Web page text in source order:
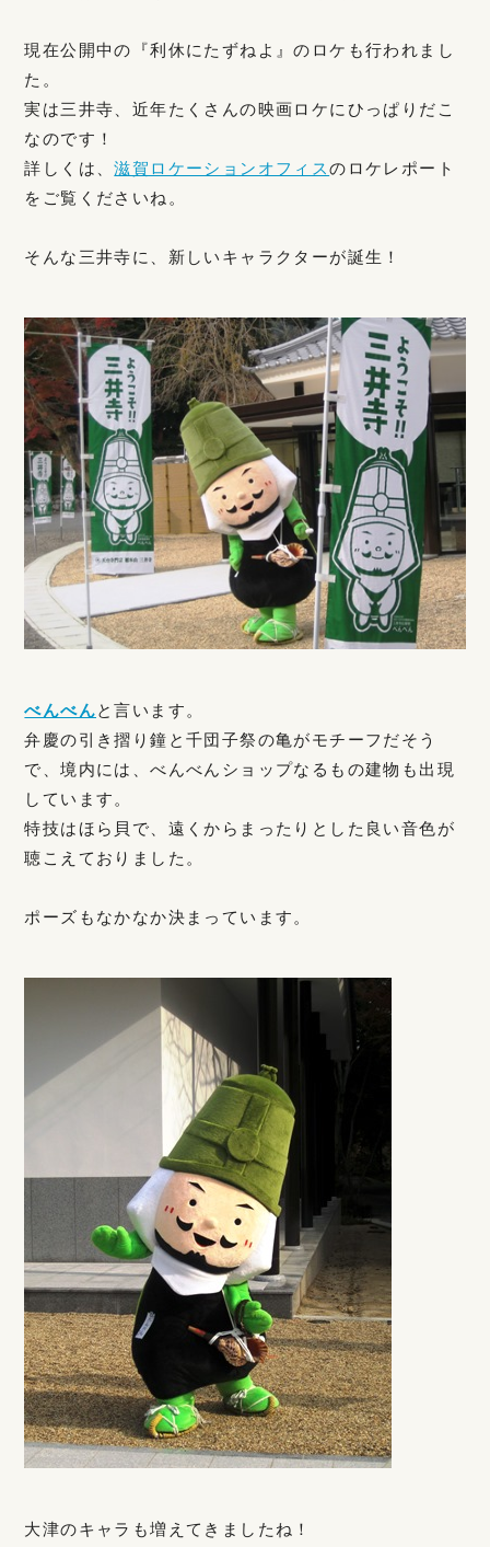
現在公開中の『利休にたずねよ』のロケも行われまし
た。
実は三井寺、近年たくさんの映画ロケにひっぱりだこ
なのです！
詳しくは、滋賀ロケーションオフィスのロケレポート
をご覧くださいね。
そんな三井寺に、新しいキャラクターが誕生！
べんべんと言います。
弁慶の引き摺り鐘と千団子祭の亀がモチーフだそう
で、境内には、べんべんショップなるもの建物も出現
しています。
特技はほら貝で、遠くからまったりとした良い音色が
聴こえておりました。
ポーズもなかなか決まっています。
大津のキャラも増えてきましたね！